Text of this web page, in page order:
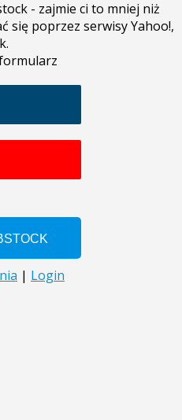
- zajmie ci to mniej niż
się poprzez serwisy Yahoo!,
| Login